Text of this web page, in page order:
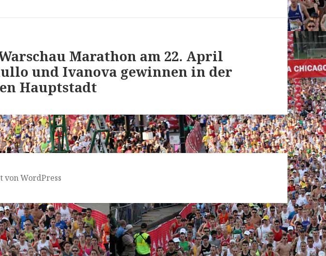
Marathon am 22. April
und Ivanova gewinnen in der
Hauptstadt
von WordPress